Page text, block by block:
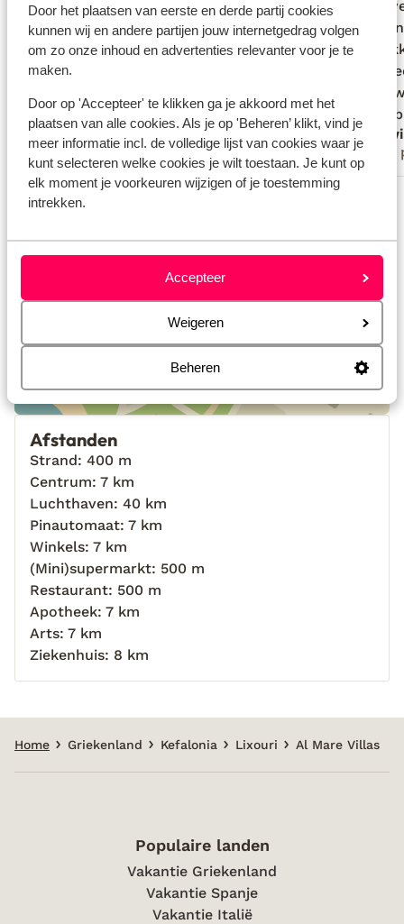
Door het plaatsen van eerste en derde partij cookies
kunnen wij en andere partijen jouw internetgedrag volgen
om zo onze inhoud en advertenties relevanter voor je te
maken.
Door op 'Accepteer' te klikken ga je akkoord met het
plaatsen van alle cookies. Als je op 'Beheren’ klikt, vind je
meer informatie incl. de volledige lijst van cookies waar je
kunt selecteren welke cookies je wilt toestaan. Je kunt op
elk moment je voorkeuren wijzigen of je toestemming
intrekken.
Accepteer
Weigeren
Beheren
aan werkelijk niets. De service van de
eigenaresse was de slagroom op de
taart. Geweldig! Echt een aanrader! Ons
verblijf bij Al Mare was meer dan
aan werkelijk niets. De service van de
eigenaresse was de slagroom op de
taart. Geweldig! Echt een aanrader! Ons
verblijf bij Al Mare was meer dan
Susan en Klaas
Met partner
onze
was
Niets
zee.
gehad
onze
was
Niets
Bekijk alle 29 ervaringen
Bekijk op kaart
Afstanden
Strand: 400 m
Centrum: 7 km
Luchthaven: 40 km
Pinautomaat: 7 km
Winkels: 7 km
(Mini)supermarkt: 500 m
Restaurant: 500 m
Apotheek: 7 km
Arts: 7 km
Ziekenhuis: 8 km
Home Griekenland Kefalonia Lixouri Al Mare Villas
Populaire landen
Vakantie Griekenland
Vakantie Spanje
Vakantie Italië